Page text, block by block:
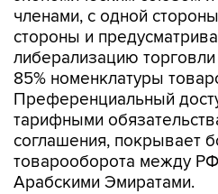
членами, с одной
стороны и
либерализацию
85% номенклатуры
Преференциальный
тарифными
соглашения, покрывает
товарооборота между
Арабскими Эмиратами.